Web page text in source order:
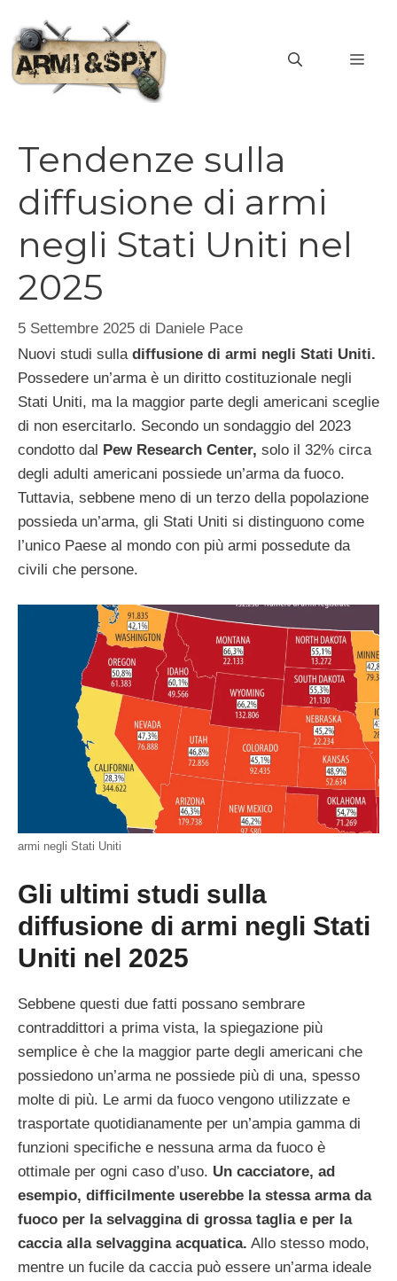
contenuto
Tendenze sulla
diffusione di armi
negli Stati Uniti nel
2025
5 Settembre 2025 di Daniele Pace
Nuovi studi sulla diffusione di armi negli Stati Uniti.
Possedere un’arma è un diritto costituzionale negli
Stati Uniti, ma la maggior parte degli americani sceglie
di non esercitarlo. Secondo un sondaggio del 2023
condotto dal Pew Research Center, solo il 32% circa
degli adulti americani possiede un’arma da fuoco.
Tuttavia, sebbene meno di un terzo della popolazione
possieda un’arma, gli Stati Uniti si distinguono come
l’unico Paese al mondo con più armi possedute da
civili che persone.
armi negli Stati Uniti
Gli ultimi studi sulla
diffusione di armi negli Stati
Uniti nel 2025
Sebbene questi due fatti possano sembrare
contraddittori a prima vista, la spiegazione più
semplice è che la maggior parte degli americani che
possiedono un’arma ne possiede più di una, spesso
molte di più. Le armi da fuoco vengono utilizzate e
trasportate quotidianamente per un’ampia gamma di
funzioni specifiche e nessuna arma da fuoco è
ottimale per ogni caso d’uso. Un cacciatore, ad
esempio, difficilmente userebbe la stessa arma da
fuoco per la selvaggina di grossa taglia e per la
caccia alla selvaggina acquatica. Allo stesso modo,
mentre un fucile da caccia può essere un’arma ideale